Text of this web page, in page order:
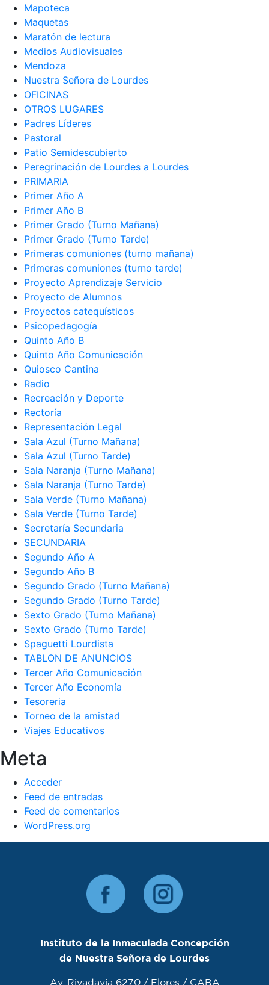
Mapoteca
Maquetas
Maratón de lectura
Medios Audiovisuales
Mendoza
Nuestra Señora de Lourdes
OFICINAS
OTROS LUGARES
Padres Líderes
Pastoral
Patio Semidescubierto
Peregrinación de Lourdes a Lourdes
PRIMARIA
Primer Año A
Primer Año B
Primer Grado (Turno Mañana)
Primer Grado (Turno Tarde)
Primeras comuniones (turno mañana)
Primeras comuniones (turno tarde)
Proyecto Aprendizaje Servicio
Proyecto de Alumnos
Proyectos catequísticos
Psicopedagogía
Quinto Año B
Quinto Año Comunicación
Quiosco Cantina
Radio
Recreación y Deporte
Rectoría
Representación Legal
Sala Azul (Turno Mañana)
Sala Azul (Turno Tarde)
Sala Naranja (Turno Mañana)
Sala Naranja (Turno Tarde)
Sala Verde (Turno Mañana)
Sala Verde (Turno Tarde)
Secretaría Secundaria
SECUNDARIA
Segundo Año A
Segundo Año B
Segundo Grado (Turno Mañana)
Segundo Grado (Turno Tarde)
Sexto Grado (Turno Mañana)
Sexto Grado (Turno Tarde)
Spaguetti Lourdista
TABLON DE ANUNCIOS
Tercer Año Comunicación
Tercer Año Economía
Tesoreria
Torneo de la amistad
Viajes Educativos
Meta
Acceder
Feed de entradas
Feed de comentarios
WordPress.org
Instituto de la Inmaculada Concepción
de Nuestra Señora de Lourdes
Av. Rivadavia 6270 / Flores / CABA